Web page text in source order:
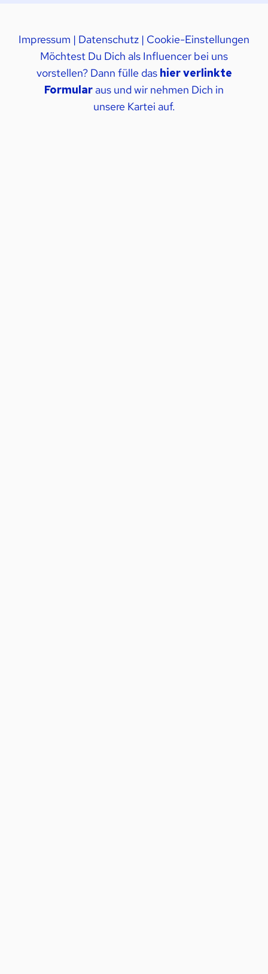
Impressum | Datenschutz | Cookie-Einstellungen
Möchtest Du Dich als Influencer bei uns
vorstellen? Dann fülle das hier verlinkte
Formular aus und wir nehmen Dich in
unsere Kartei auf.